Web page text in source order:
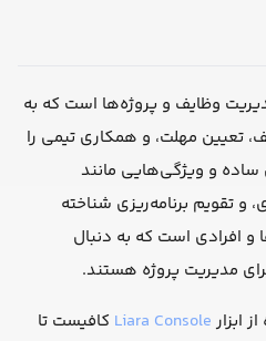
وظایف و پروژه‌ها است که به
تعیین مهلت، و همکاری تیمی را
ساده و ویژگی‌هایی مانند
تقویم برنامه‌ریزی شناخته
و افرادی است که به دنبال
مدیریت پروژه هستند.
ابزارLiara Console کافیست تا